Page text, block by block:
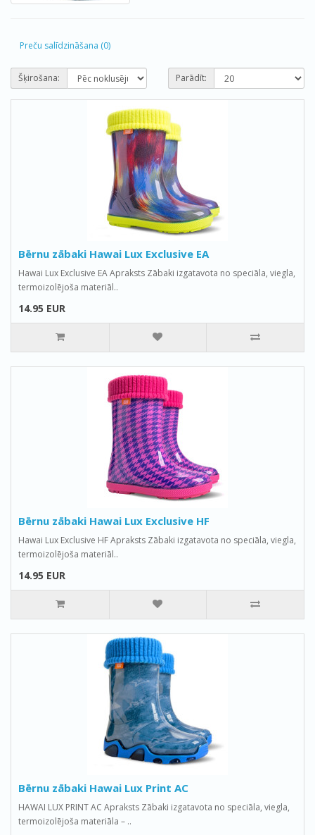
Preču salīdzināšana (0)
Šķirošana: Parādīt:
Bērnu zābaki Hawai Lux Exclusive EA
Hawai Lux Exclusive EA Apraksts Zābaki izgatavota no speciāla, viegla,
termoizolējoša materiāl..
14.95 EUR
Bērnu zābaki Hawai Lux Exclusive HF
Hawai Lux Exclusive HF Apraksts Zābaki izgatavota no speciāla, viegla,
termoizolējoša materiāl..
14.95 EUR
Bērnu zābaki Hawai Lux Print AC
HAWAI LUX PRINT AC Apraksts Zābaki izgatavota no speciāla, viegla,
termoizolējoša materiāla – ..